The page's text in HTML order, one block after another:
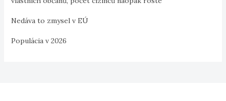
Nedáva to zmysel v EÚ
Populácia v 2026